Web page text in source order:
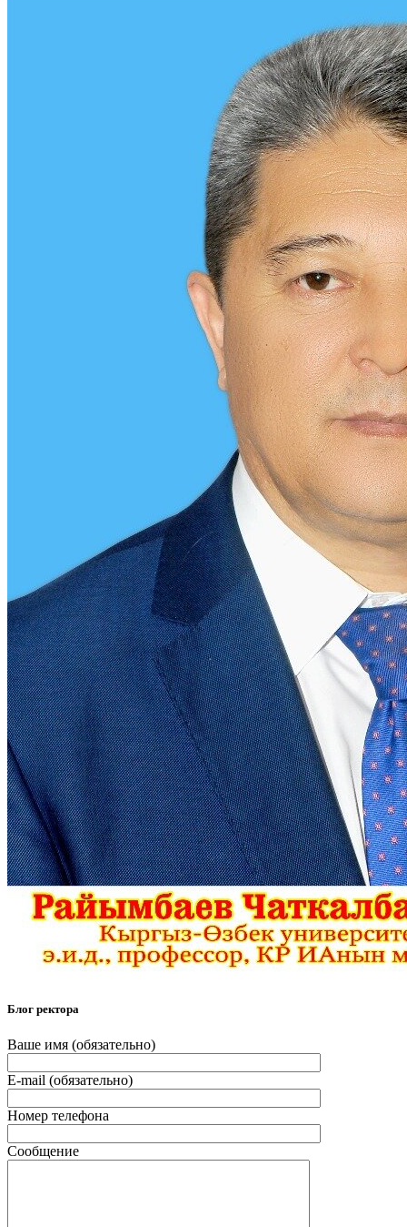
Блог ректора
Ваше имя (обязательно)
E-mail (обязательно)
Номер телефона
Сообщение